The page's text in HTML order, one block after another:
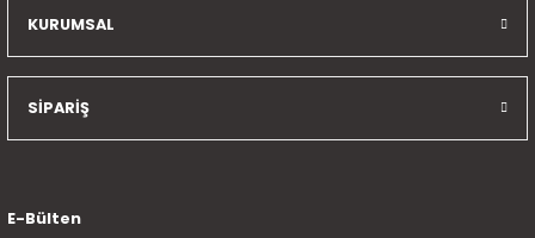
KURUMSAL
SİPARİŞ
E-Bülten